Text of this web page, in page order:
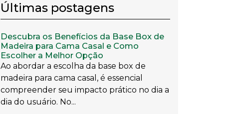
Últimas postagens
Descubra os Benefícios da Base Box de
Madeira para Cama Casal e Como
Escolher a Melhor Opção
Ao abordar a escolha da base box de
madeira para cama casal, é essencial
compreender seu impacto prático no dia a
dia do usuário. No...